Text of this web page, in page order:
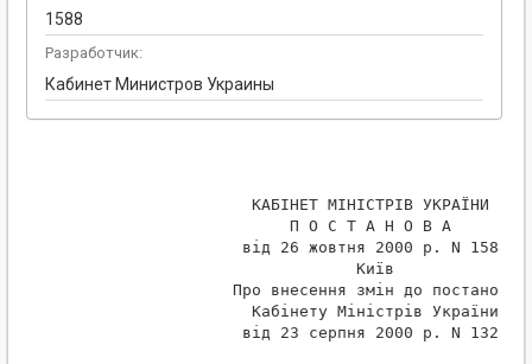
1588
Разработчик:
Кабинет Министров Украины
                    КАБІНЕТ МІНІСТРІВ УКРАЇНИ
                        П О С Т А Н О В А
                   від 26 жовтня 2000 р. N 1588
                               Київ
                  Про внесення змін до постанови
                    Кабінету Міністрів України
                   від 23 серпня 2000 р. N 1323